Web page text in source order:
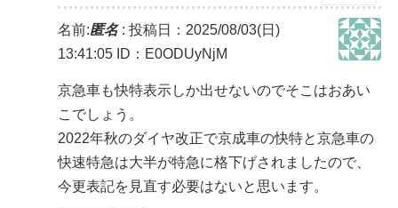
名前:匿名: 投稿日：2025/08/03(日)
13:41:05 ID：E0ODUyNjM
京急車も快特表示しか出せないのでそこはおあい
こでしょう。
2022年秋のダイヤ改正で京成車の快特と京急車の
快速特急は大半が特急に格下げされましたので、
今更表記を見直す必要はないと思います。